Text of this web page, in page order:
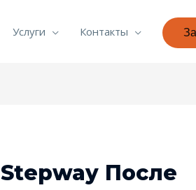
Услуги Контакты
После